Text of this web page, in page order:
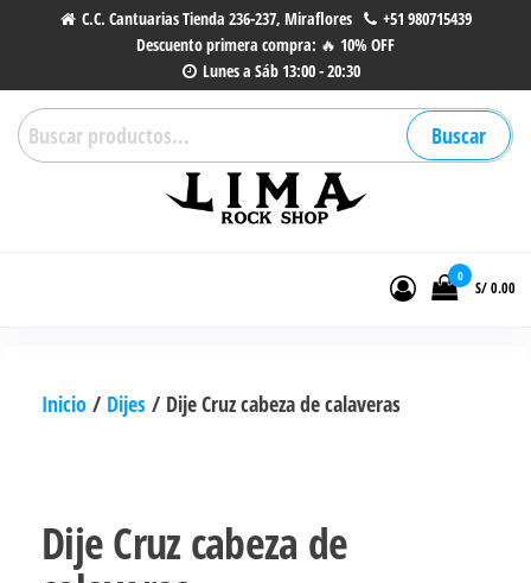
C.C. Cantuarias Tienda 236-237, Miraflores
+51 980715439
Descuento primera compra: 🔥 10% OFF
Lunes a Sáb 13:00 - 20:30
Buscar
por:
Buscar
Joyas de Acero | Tienda de
Música de Vinilos, CDs y más.
0
S/ 0.00
Inicio / Dijes / Dije Cruz cabeza de calaveras
Dije Cruz cabeza de